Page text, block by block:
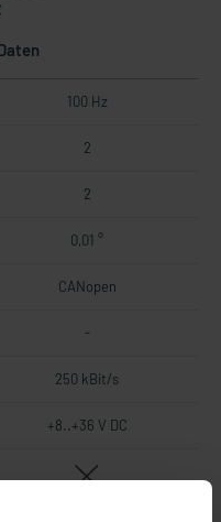
100 Hz
2
2
0,01 °
CANopen
-
250 kBit/s
+8..+36 V DC